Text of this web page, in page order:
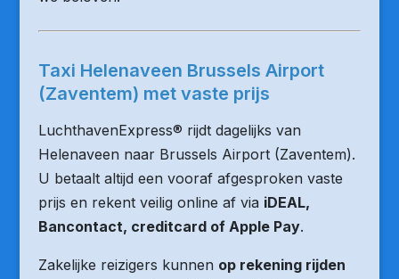
Taxi Helenaveen Brussels Airport
(Zaventem) met vaste prijs
LuchthavenExpress® rijdt dagelijks van
Helenaveen naar Brussels Airport (Zaventem).
U betaalt altijd een vooraf afgesproken vaste
prijs en rekent veilig online af via iDEAL,
Bancontact, creditcard of Apple Pay.
Zakelijke reizigers kunnen op rekening rijden